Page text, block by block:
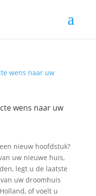
wens naar uw
nieuw hoofdstuk?
uw nieuwe huis,
legt u de laatste
uw droomhuis
of voelt u